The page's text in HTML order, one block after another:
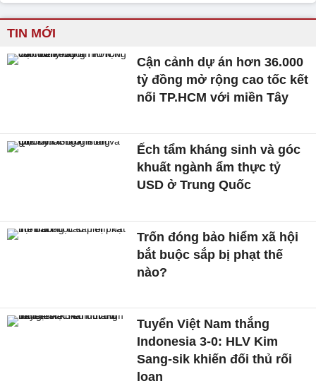
TIN MỚI
Cận cảnh dự án hơn 36.000
tỷ đồng mở rộng cao tốc kết
nối TP.HCM với miền Tây
Ếch tẩm kháng sinh và góc
khuất ngành ẩm thực tỷ
USD ở Trung Quốc
Trốn đóng bảo hiểm xã hội
bắt buộc sắp bị phạt thế
nào?
Tuyển Việt Nam thắng
Indonesia 3-0: HLV Kim
Sang-sik khiến đối thủ rối
loạn